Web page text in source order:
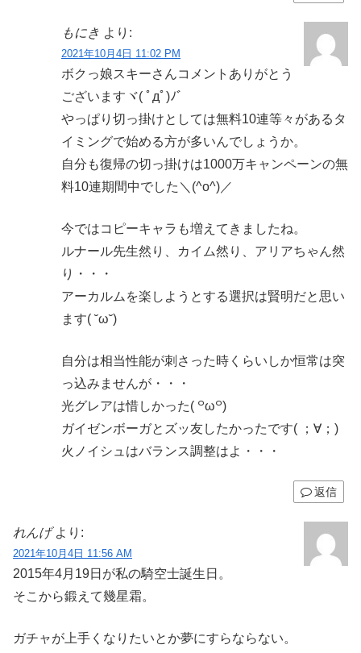
もにき より:
2021年10月4日 11:02 PM
ボクっ娘スキーさんコメントありがとう
ございますヾ( ﾟдﾟ)ﾉ゛
やっぱり切っ掛けとしては無料10連等々があるタ
イミングで始める方が多いんでしょうか。
自分も復帰の切っ掛けは1000万キャンペーンの無
料10連期間中でした＼(^o^)／
今ではコピーキャラも増えてきましたね。
ルナール先生然り、カイム然り、アリアちゃん然
り・・・
アーカルムを楽しようとする選択は賢明だと思い
ます( ˘ω˘)
自分は相当性能が刺さった時くらいしか恒常は突
っ込みませんが・・・
光グレアは惜しかった( ꒪ω꒪)
ガイゼンボーガとズッ友したかったです( ；∀；)
火ノイシュはバランス調整はよ・・・
返信
れんげ より:
2021年10月4日 11:56 AM
2015年4月19日が私の騎空士誕生日。
そこから鍛えて幾星霜。
ガチャが上手くなりたいとか夢にすらならない。